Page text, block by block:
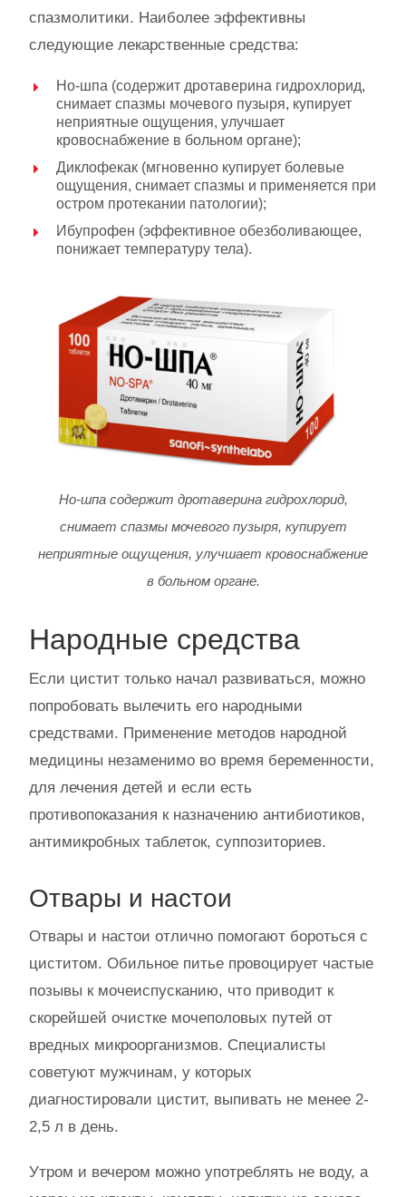
спазмолитики. Наиболее эффективны
следующие лекарственные средства:
Но-шпа (содержит дротаверина гидрохлорид,
снимает спазмы мочевого пузыря, купирует
неприятные ощущения, улучшает
кровоснабжение в больном органе);
Диклофекак (мгновенно купирует болевые
ощущения, снимает спазмы и применяется при
остром протекании патологии);
Ибупрофен (эффективное обезболивающее,
понижает температуру тела).
Но-шпа содержит дротаверина гидрохлорид,
снимает спазмы мочевого пузыря, купирует
неприятные ощущения, улучшает кровоснабжение
в больном органе.
Народные средства
Если цистит только начал развиваться, можно
попробовать вылечить его народными
средствами. Применение методов народной
медицины незаменимо во время беременности,
для лечения детей и если есть
противопоказания к назначению антибиотиков,
антимикробных таблеток, суппозиториев.
Отвары и настои
Отвары и настои отлично помогают бороться с
циститом. Обильное питье провоцирует частые
позывы к мочеиспусканию, что приводит к
скорейшей очистке мочеполовых путей от
вредных микроорганизмов. Специалисты
советуют мужчинам, у которых
диагностировали цистит, выпивать не менее 2-
2,5 л в день.
Утром и вечером можно употреблять не воду, а